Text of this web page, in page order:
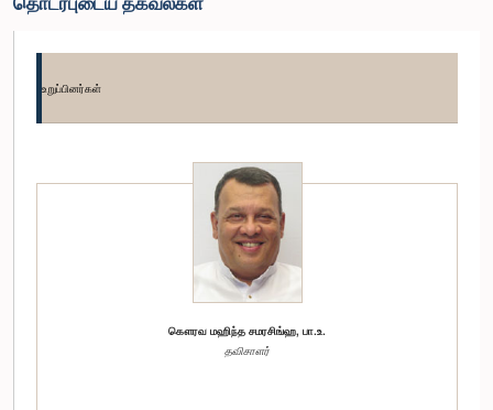
உறுப்பினர்கள்
கௌரவ மஹிந்த சமரசிங்ஹ, பா.உ.
தவிசாளர்